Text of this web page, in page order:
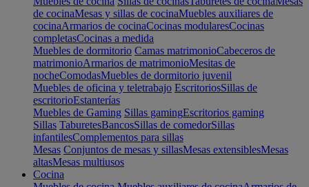
de cocinaMesas y sillas de cocinaMuebles auxiliares de
cocinaArmarios de cocinaCocinas modularesCocinas
completasCocinas a medida
Muebles de dormitorio Camas matrimonioCabeceros de
matrimonioArmarios de matrimonioMesitas de
nocheComodasMuebles de dormitorio juvenil
Muebles de oficina y teletrabajo EscritoriosSillas de
escritorioEstanterías
Muebles de Gaming Sillas gamingEscritorios gaming
Sillas TaburetesBancosSillas de comedorSillas
infantilesComplementos para sillas
Mesas Conjuntos de mesas y sillasMesas extensiblesMesas
altasMesas multiusos
Cocina